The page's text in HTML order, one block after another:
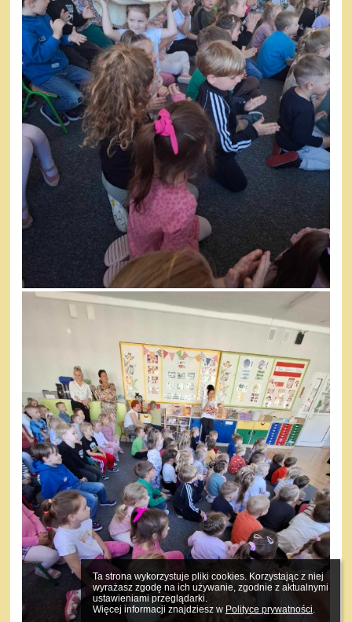
Ta strona wykorzystuje pliki cookies. Korzystając z niej
wyrażasz zgodę na ich używanie, zgodnie z aktualnymi
ustawieniami przeglądarki.
Więcej informacji znajdziesz w Polityce prywatności.